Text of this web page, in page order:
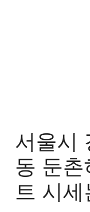
서울시
동 둔
트 시세